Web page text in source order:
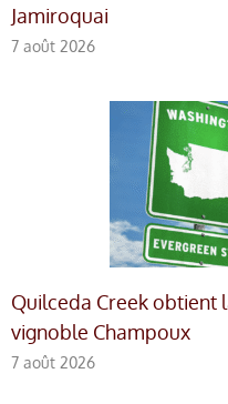
Jamiroquai
7 août 2026
Quilceda Creek obtient
vignoble Champoux
7 août 2026